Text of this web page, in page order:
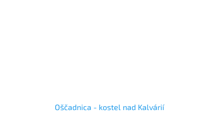
Oščadnica - kostel nad Kalvárií